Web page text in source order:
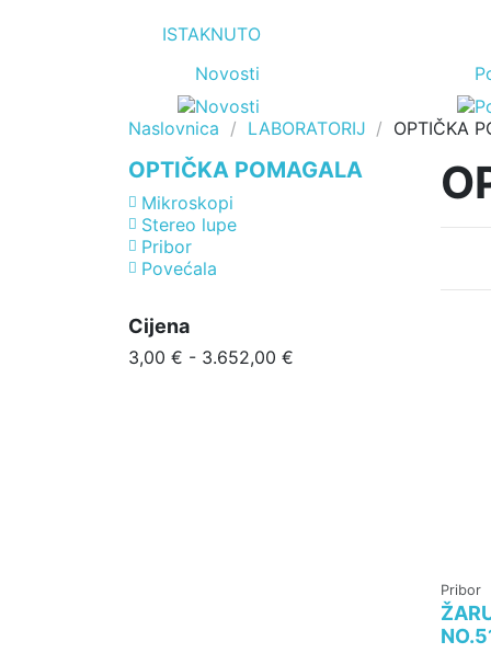
ISTAKNUTO
Novosti
Naslovnica LABORATORIJ OPTIČKA
Pribor
OPTIČKA POMAGALA
Mikroskopi
Stereo lupe
Pribor
Povećala
Cijena
3,00 € - 3.652,00 €